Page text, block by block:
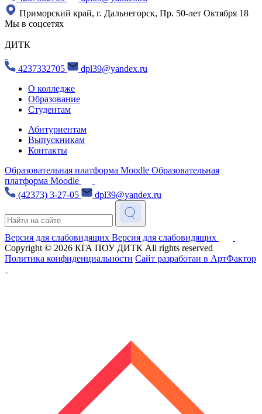
Приморский край, г. Дальнегорск, Пр. 50-лет Октября 18
Мы в соцсетях
ДИТК
4237332705
dpl39@yandex.ru
О колледже
Образование
Студентам
Абитуриентам
Выпускникам
Контакты
Образовательная платформа Moodle Образовательная
платформа Moodle
(42373) 3-27-05
dpl39@yandex.ru
Версия для слабовидящих Версия для слабовидящих
Copyright © 2026 КГА ПОУ ДИТК All rights reserved
Политика конфиденциальности Сайт разработан в АртФактор